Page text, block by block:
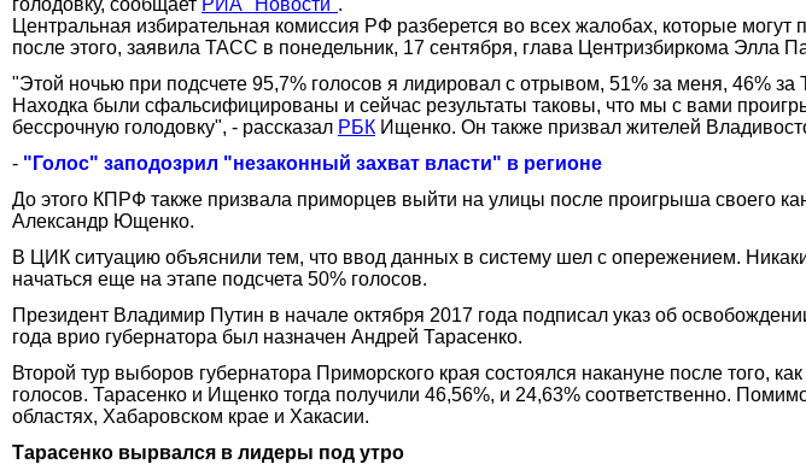
Центральная избирательная комиссия РФ разберется во всех жалобах, которые
после этого, заявила ТАСС в понедельник, 17 сентября, глава Центризбиркома Элла
"Этой ночью при подсчете 95,7% голосов я лидировал с отрывом, 51% за меня, 46%
Находка были сфальсифицированы и сейчас результаты таковы, что мы с вами
бессрочную голодовку", - рассказал РБК Ищенко. Он также призвал жителей
- "Голос" заподозрил "незаконный захват власти" в регионе
До этого КПРФ также призвала приморцев выйти на улицы после проигрыша своего
Александр Ющенко.
В ЦИК ситуацию объяснили тем, что ввод данных в систему шел с опережением.
начаться еще на этапе подсчета 50% голосов.
Президент Владимир Путин в начале октября 2017 года подписал указ об
года врио губернатора был назначен Андрей Тарасенко.
Второй тур выборов губернатора Приморского края состоялся накануне после того,
голосов. Тарасенко и Ищенко тогда получили 46,56%, и 24,63% соответственно.
областях, Хабаровском крае и Хакасии.
Тарасенко вырвался в лидеры под утро